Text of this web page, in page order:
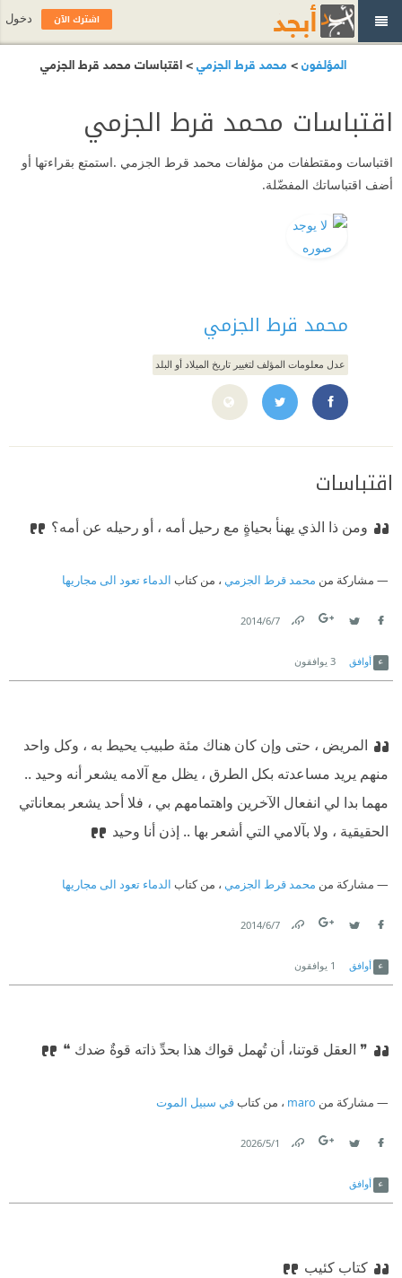
المؤلفون> محمد قرط الجزمي> اقتباسات محمد قرط الجزمي
اقتباسات محمد قرط الجزمي
اقتباسات ومقتطفات من مؤلفات محمد قرط الجزمي .استمتع بقراءتها أو
أضف اقتباساتك المفضّلة.
محمد قرط الجزمي
عدل معلومات المؤلف لتغيير تاريخ الميلاد أو البلد
https://www.facebook.com/maqarat
https://www.twitter.com/MAQarat
اقتباسات
ومن ذا الذي يهنأ بحياةٍ مع رحيل أمه ، أو رحيله عن أمه؟
مشاركة من محمد قرط الجزمي ، من كتاب الدماء تعود الى مجاريها
7‏/6‏/2014
أوافق 3 يوافقون
المريض ، حتى وإن كان هناك مئة طبيب يحيط به ، وكل واحد
منهم يريد مساعدته بكل الطرق ، يظل مع آلامه يشعر أنه وحيد ..
مهما بدا لي انفعال الآخرين واهتمامهم بي ، فلا أحد يشعر بمعاناتي
الحقيقية ، ولا بآلامي التي أشعر بها .. إذن أنا وحيد
مشاركة من محمد قرط الجزمي ، من كتاب الدماء تعود الى مجاريها
7‏/6‏/2014
أوافق 1 يوافقون
❞ العقل قوتنا، أن تُهمل قواك هذا بحدِّ ذاته قوةٌ ضدك ❝
مشاركة من maro ، من كتابفي سبيل الموت
1‏/5‏/2026
أوافق
كتاب كئيب
اشترك الآن دخول